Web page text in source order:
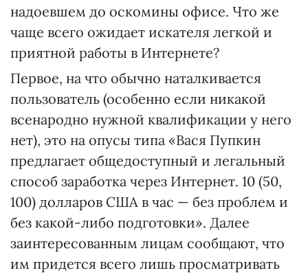
надоевшем до оскомины офисе. Что же
чаще всего ожидает искателя легкой и
приятной работы в Интернете?
Первое, на что обычно наталкивается
пользователь (особенно если никакой
всенародно нужной квалификации у него
нет), это на опусы типа «Вася Пупкин
предлагает общедоступный и легальный
способ заработка через Интернет. 10 (50,
100) долларов США в час — без проблем и
без какой-либо подготовки». Далее
заинтересованным лицам сообщают, что
им придется всего лишь просматривать